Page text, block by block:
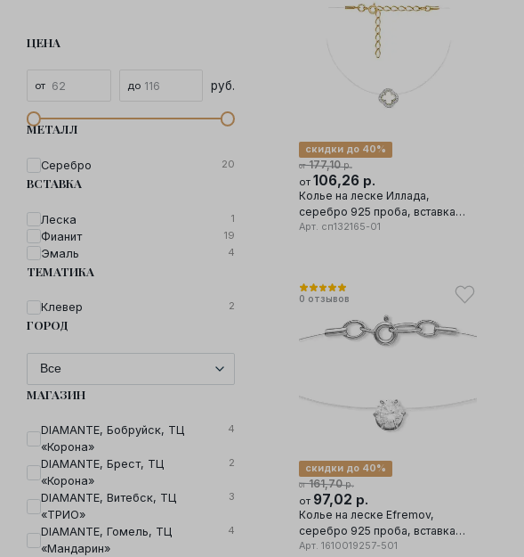
ЦЕНА
руб.
МЕТАЛЛ
Серебро 20
ВСТАВКА
Леска 1
Фианит 19
Эмаль 4
ТЕМАТИКА
Клевер 2
ГОРОД
МАГАЗИН
DIAMANTE, Бобруйск, ТЦ
«Корона»
4
DIAMANTE, Брест, ТЦ
«Корона»
2
DIAMANTE, Витебск, ТЦ
«ТРИО»
3
DIAMANTE, Гомель, ТЦ
«Мандарин»
4
от177,10р.
скидки до 40%
от 106,26 р.
Колье на леске Иллада,
серебро 925 проба, вставка
фианит/эмаль
Арт. сп132165-01
0 отзывов
от161,70р.
скидки до 40%
от 97,02 р.
Колье на леске Efremov,
серебро 925 проба, вставка
фианит
Арт. 1610019257-501